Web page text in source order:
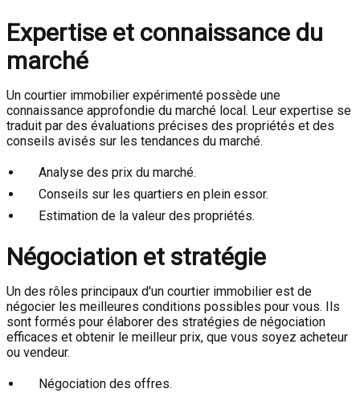
Expertise et connaissance du
marché
Un courtier immobilier expérimenté possède une
connaissance approfondie du marché local. Leur expertise se
traduit par des évaluations précises des propriétés et des
conseils avisés sur les tendances du marché.
Analyse des prix du marché.
Conseils sur les quartiers en plein essor.
Estimation de la valeur des propriétés.
Négociation et stratégie
Un des rôles principaux d'un courtier immobilier est de
négocier les meilleures conditions possibles pour vous. Ils
sont formés pour élaborer des stratégies de négociation
efficaces et obtenir le meilleur prix, que vous soyez acheteur
ou vendeur.
Négociation des offres.